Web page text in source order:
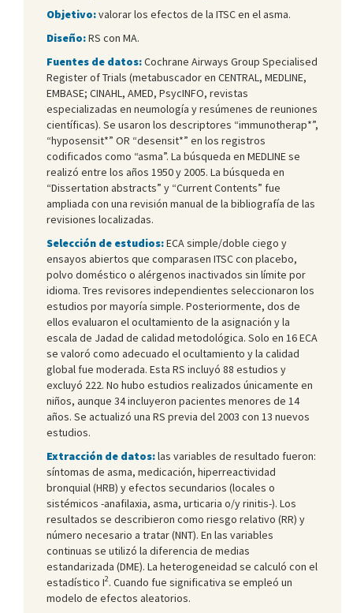
Objetivo:valorar los efectos de la ITSC en el asma.
Diseño:RS con MA.
Fuentes de datos:Cochrane Airways Group Specialised
Register of Trials (metabuscador en CENTRAL, MEDLINE,
EMBASE; CINAHL, AMED, PsycINFO, revistas
especializadas en neumología y resúmenes de reuniones
científicas). Se usaron los descriptores “immunotherap*”,
“hyposensit*” OR “desensit*” en los registros
codificados como “asma”. La búsqueda en MEDLINE se
realizó entre los años 1950 y 2005. La búsqueda en
“Dissertation abstracts” y “Current Contents” fue
ampliada con una revisión manual de la bibliografía de las
revisiones localizadas.
Selección de estudios:ECA simple/doble ciego y
ensayos abiertos que comparasen ITSC con placebo,
polvo doméstico o alérgenos inactivados sin límite por
idioma. Tres revisores independientes seleccionaron los
estudios por mayoría simple. Posteriormente, dos de
ellos evaluaron el ocultamiento de la asignación y la
escala de Jadad de calidad metodológica. Solo en 16 ECA
se valoró como adecuado el ocultamiento y la calidad
global fue moderada. Esta RS incluyó 88 estudios y
excluyó 222. No hubo estudios realizados únicamente en
niños, aunque 34 incluyeron pacientes menores de 14
años. Se actualizó una RS previa del 2003 con 13 nuevos
estudios.
Extracción de datos:las variables de resultado fueron:
síntomas de asma, medicación, hiperreactividad
bronquial (HRB) y efectos secundarios (locales o
sistémicos -anafilaxia, asma, urticaria o/y rinitis-). Los
resultados se describieron como riesgo relativo (RR) y
número necesario a tratar (NNT). En las variables
continuas se utilizó la diferencia de medias
estandarizada (DME). La heterogeneidad se calculó con el
estadístico I2. Cuando fue significativa se empleó un
modelo de efectos aleatorios.